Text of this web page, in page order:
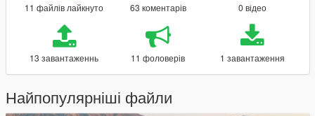
11 файлів лайкнуто 63 коментарів 0 відео
13 завантаженнь 11 фоловерів 1 завантаження
Найпопулярніші файли